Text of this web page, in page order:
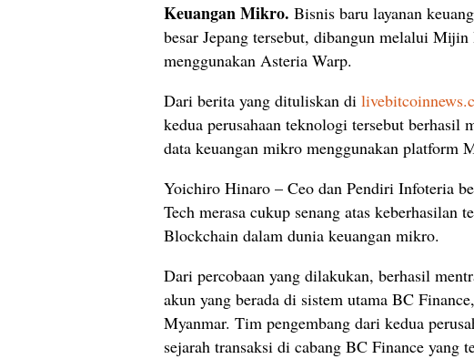
Keuangan Mikro. Bisnis baru layanan
besar Jepang tersebut, dibangun melalui
menggunakan Asteria Warp.
Dari berita yang dituliskan di
kedua perusahaan teknologi tersebut berhasil
data keuangan mikro menggunakan platform
Yoichiro Hinaro – Ceo dan Pendiri Infoteria
Tech merasa cukup senang atas keberhasilan
Blockchain dalam dunia keuangan mikro.
Dari percobaan yang dilakukan, berhasil
akun yang berada di sistem utama BC
Myanmar. Tim pengembang dari kedua
sejarah transaksi di cabang BC Finance yang